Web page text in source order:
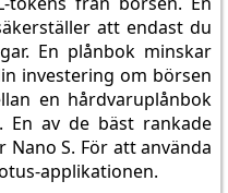
att endast du
En plånbok minskar
investering om börsen
en hårdvaruplånbok
En av de bäst rankade
S. För att använda
applikationen.